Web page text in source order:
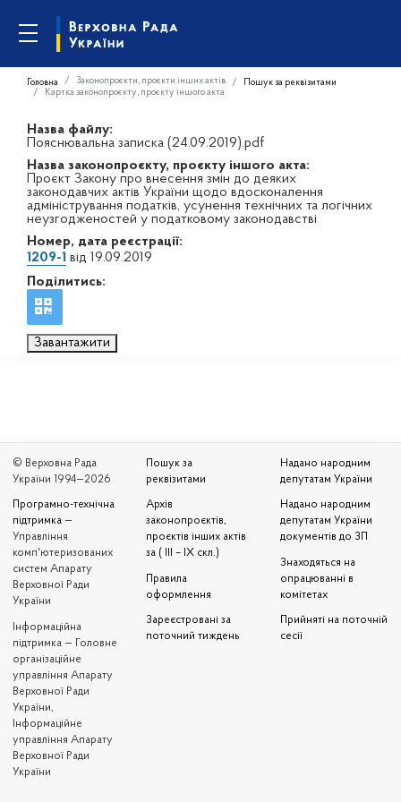
Головна Законопроєкти, проєкти інших актів
Пошук за реквізитами
Картка законопроєкту, проєкту іншого акта
Назва файлу:
Пояснювальна записка (24.09.2019).pdf
Назва законопроєкту, проєкту іншого акта:
Проєкт Закону про внесення змін до деяких
законодавчих актів України щодо вдосконалення
адміністрування податків, усунення технічних та логічних
неузгодженостей у податковому законодавстві
Номер, дата реєстрації:
1209-1 від 19.09.2019
Поділитись:
Завантажити
© Верховна Рада
України 1994—2026
Програмно-технічна
підтримка —
Управління
комп'ютеризованих
систем Апарату
Верховної Ради
України
Iнформаційна
підтримка — Головне
організаційне
управління Апарату
Верховної Ради
України,
Інформаційне
управління Апарату
Верховної Ради
України
Пошук за
реквізитами
Архів
законопроєктів,
проєктів інших актів
за ( III – IX скл.)
Правила
оформлення
Зареєстровані за
поточний тиждень
Надано народним
депутатам України
Надано народним
депутатам України
документів до ЗП
Знаходяться на
опрацюванні в
комітетах
Прийняті на поточній
сесії